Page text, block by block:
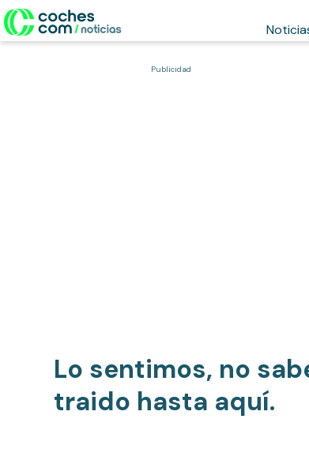
Publicidad
Lo sentimos, no
traido hasta aquí.